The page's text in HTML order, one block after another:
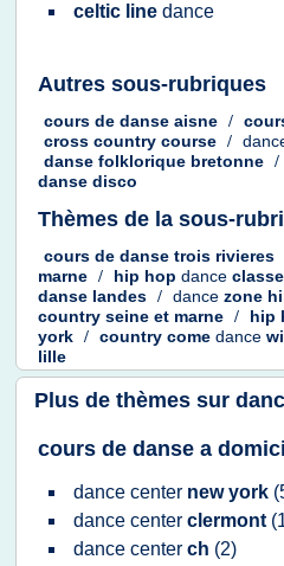
celtic line dance
Autres sous-rubriques
cours de danse aisne /
cross country course /
danse folklorique bretonne /
danse disco
Thèmes de la sous-
cours de danse trois rivieres
marne / hip hop dance
danse landes / dance zone
country seine et marne / hip
york / country come dance
lille
Plus de thèmes sur
cours de danse a
dance center new york
dance center clermont
dance center ch (2)